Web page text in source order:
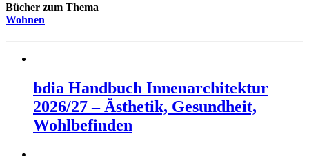
Bücher zum Thema
Wohnen
bdia Handbuch Innenarchitektur
2026/27 – Ästhetik, Gesundheit,
Wohlbefinden